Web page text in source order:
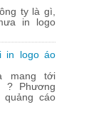
ty là gì,
in logo
in logo áo
mang tới
? Phương
cáo